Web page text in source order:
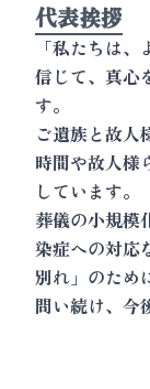
代表挨拶
「私たちは
信じて、真心
す。
ご遺族と故人
時間や故人様
しています。
葬儀の小規模
染症への対応
別れ」のため
問い続け、今